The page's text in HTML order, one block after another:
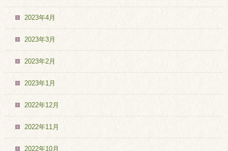
2023年4月
2023年3月
2023年2月
2023年1月
2022年12月
2022年11月
2022年10月